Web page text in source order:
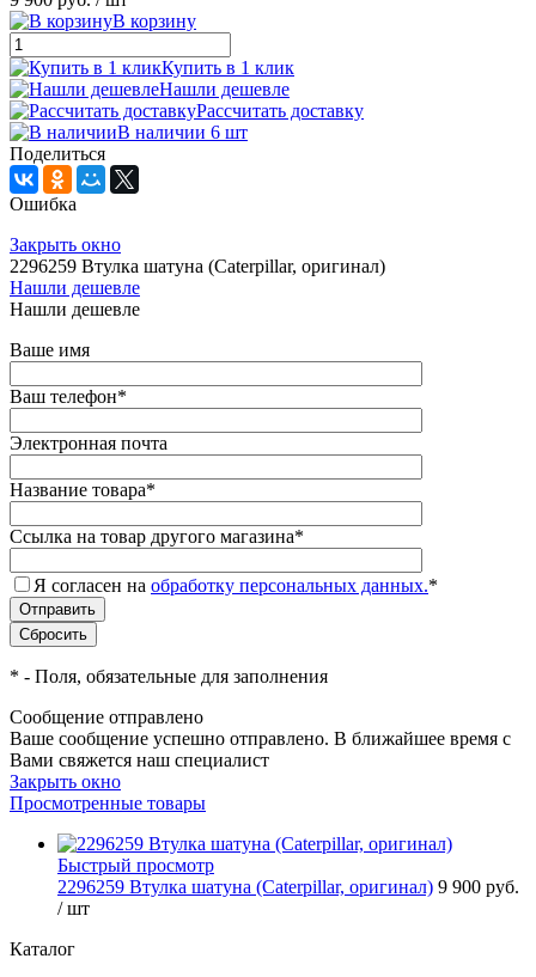
В корзину
Купить в 1 клик
Нашли дешевле
Рассчитать доставку
В наличии 6 шт
Поделиться
Ошибка
Закрыть окно
2296259 Втулка шатуна (Caterpillar, оригинал)
Нашли дешевле
Нашли дешевле
Ваше имя
Ваш телефон*
Электронная почта
Название товара*
Ссылка на товар другого магазина*
Я согласен на обработку персональных данных.*
* - Поля, обязательные для заполнения
Сообщение отправлено
Ваше сообщение успешно отправлено. В ближайшее время с
Вами свяжется наш специалист
Закрыть окно
Просмотренные товары
Быстрый просмотр
2296259 Втулка шатуна (Caterpillar, оригинал) 9 900 руб.
/ шт
Каталог